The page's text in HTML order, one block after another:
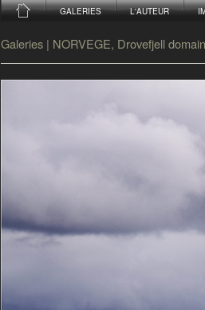
GALERIES L'AUTEUR
Galeries | NORVEGE, Drovefjell